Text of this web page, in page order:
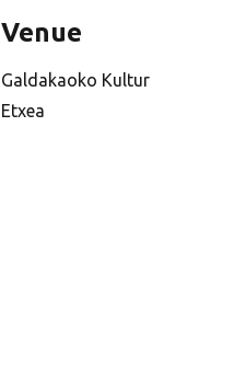
Venue
Galdakaoko Kultur
Etxea